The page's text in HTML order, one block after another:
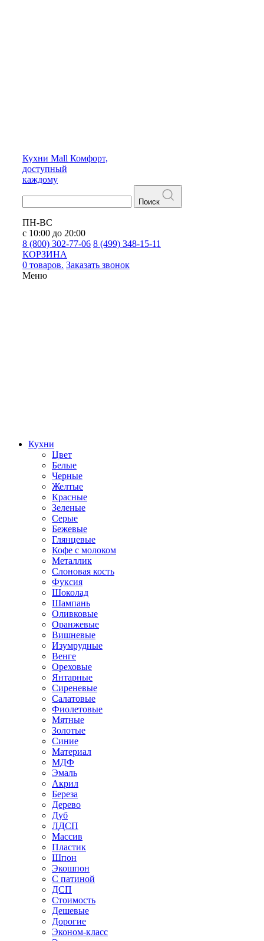
Кухни Mall Комфорт,
доступный
каждому
Поиск
ПН-ВС
с 10:00 до 20:00
8 (800) 302-77-06 8 (499) 348-15-11
КОРЗИНА
0 товаров. Заказать звонок
Меню
Кухни
Цвет
Белые
Черные
Желтые
Красные
Зеленые
Серые
Бежевые
Глянцевые
Кофе с молоком
Металлик
Слоновая кость
Фуксия
Шоколад
Шампань
Оливковые
Оранжевые
Вишневые
Изумрудные
Венге
Ореховые
Янтарные
Сиреневые
Салатовые
Фиолетовые
Мятные
Золотые
Синие
Материал
МДФ
Эмаль
Акрил
Береза
Дерево
Дуб
ЛДСП
Массив
Пластик
Шпон
Экошпон
С патиной
ДСП
Стоимость
Дешевые
Дорогие
Эконом-класс